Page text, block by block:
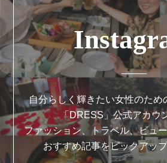
自分らしく輝きたい女性のため
「DRESS」公式アカウ
ファッション、トラベル、ビュ
おすすめ記事をピックアッ